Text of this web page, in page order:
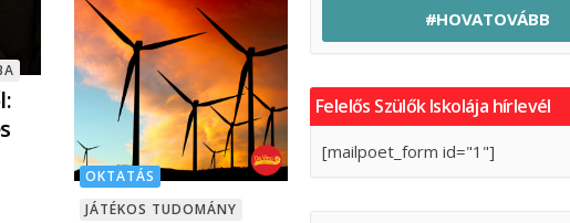
OKTATÁS
JÁTÉKOS TUDOMÁNY
#HOVATOVÁBB
Felelős Szülők Iskolája hírlevél
[mailpoet_form id="1"]